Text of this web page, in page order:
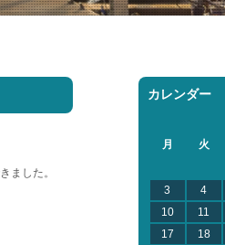
ました。
カレンダー
月
火
3
4
10
11
17
18